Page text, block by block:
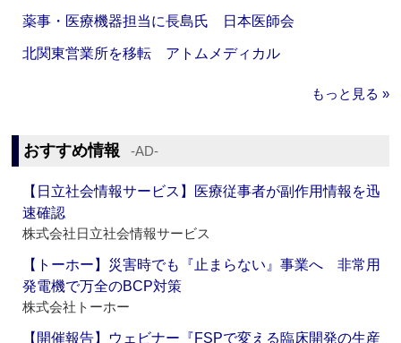
薬事・医療機器担当に長島氏 日本医師会
北関東営業所を移転 アトムメディカル
もっと見る »
おすすめ情報 ‐AD‐
【日立社会情報サービス】医療従事者が副作用情報を迅
速確認
株式会社日立社会情報サービス
【トーホー】災害時でも『止まらない』事業へ 非常用
発電機で万全のBCP対策
株式会社トーホー
【開催報告】ウェビナー『FSPで変える臨床開発の生産